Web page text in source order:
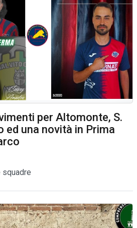
per Altomonte, S.
una novità in Prima